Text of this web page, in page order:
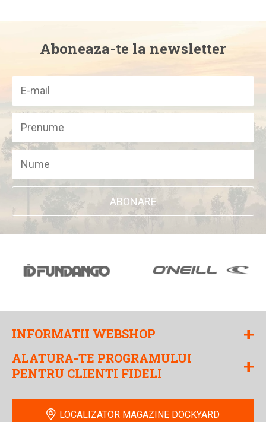
Aboneaza-te la newsletter
ABONARE
INFORMATII WEBSHOP +
ALATURA-TE PROGRAMULUI
PENTRU CLIENTI FIDELI
+
LOCALIZATOR MAGAZINE DOCKYARD